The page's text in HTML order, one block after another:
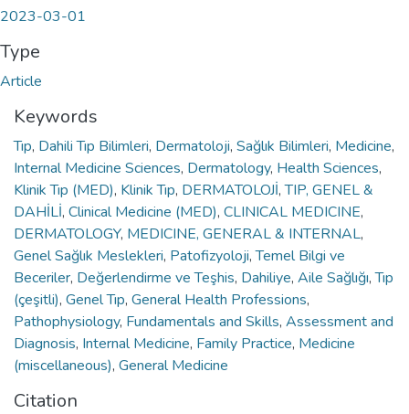
2023-03-01
Type
Article
Keywords
Tıp, Dahili Tıp Bilimleri, Dermatoloji, Sağlık Bilimleri, Medicine,
Internal Medicine Sciences, Dermatology, Health Sciences,
Klinik Tıp (MED), Klinik Tıp, DERMATOLOJİ,TIP, GENEL &
DAHİLİ, Clinical Medicine (MED), CLINICAL MEDICINE,
DERMATOLOGY, MEDICINE, GENERAL & INTERNAL,
Genel Sağlık Meslekleri, Patofizyoloji,Temel Bilgi ve
Beceriler, Değerlendirme ve Teşhis, Dahiliye, Aile Sağlığı,Tıp
(çeşitli), Genel Tıp, General Health Professions,
Pathophysiology, Fundamentals and Skills, Assessment and
Diagnosis, Internal Medicine, Family Practice, Medicine
(miscellaneous), General Medicine
Citation